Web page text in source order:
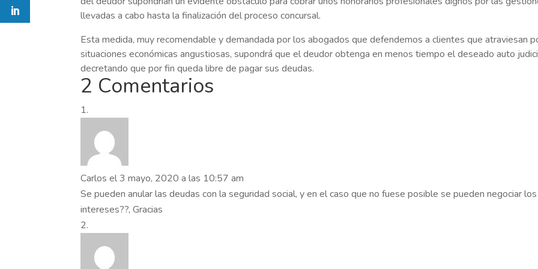
llevadas a cabo hasta la finalización del proceso concursal.
Esta medida, muy recomendable y demandada por los abogados que defendemos a clientes que atraviesan
situaciones económicas angustiosas, supondrá que el deudor obtenga en menos tiempo el deseado auto
decretando que por fin queda libre de pagar sus deudas.
2 Comentarios
Carlos el 3 mayo, 2020 a las 10:57 am
Se pueden anular las deudas con la seguridad social, y en el caso que no fuese posible se pueden negociar los
intereses??, Gracias